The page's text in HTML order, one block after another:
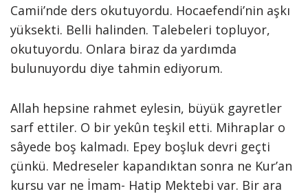
Camii’nde ders okutuyordu. Hocaefendi’nin aşkı
yüksekti. Belli halinden. Talebeleri topluyor,
okutuyordu. Onlara biraz da yardımda
bulunuyordu diye tahmin ediyorum.
Allah hepsine rahmet eylesin, büyük gayretler
sarf ettiler. O bir yekûn teşkil etti. Mihraplar o
sâyede boş kalmadı. Epey boşluk devri geçti
çünkü. Medreseler kapandıktan sonra ne Kur’an
kursu var ne İmam- Hatip Mektebi var. Bir ara